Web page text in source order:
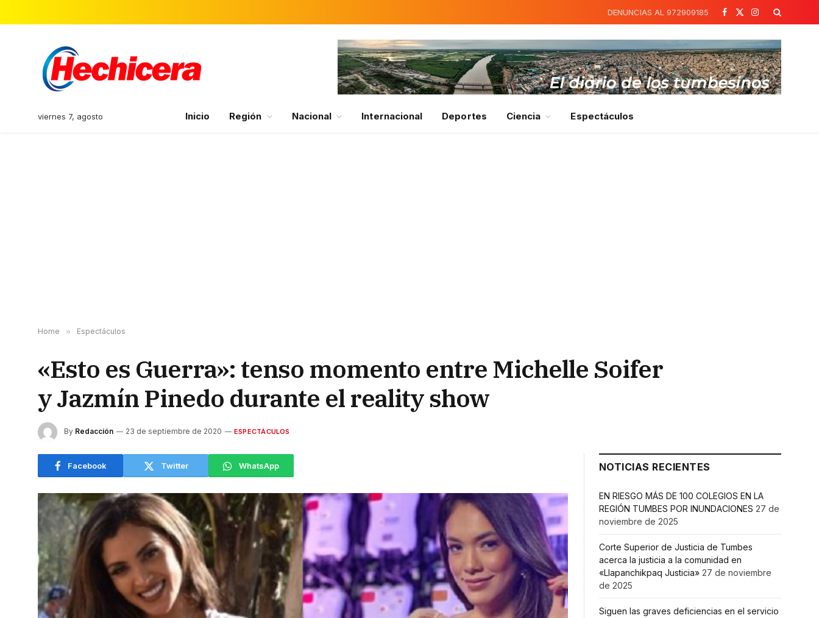
DENUNCIAS AL 972909185
Facebook
X
Instagram
viernes 7, agosto Inicio Región Nacional Internacional Deportes Ciencia Espectáculos
Home » Espectáculos
«Esto es Guerra»: tenso momento entre Michelle Soifer
y Jazmín Pinedo durante el reality show
By Redacción 23 de septiembre de 2020 ESPECTÁCULOS
Facebook Twitter WhatsApp NOTICIAS RECIENTES
EN RIESGO MÁS DE 100 COLEGIOS EN LA
REGIÓN TUMBES POR INUNDACIONES 27 de
noviembre de 2025
Corte Superior de Justicia de Tumbes
acerca la justicia a la comunidad en
«Llapanchikpaq Justicia» 27 de noviembre
de 2025
Siguen las graves deficiencias en el servicio